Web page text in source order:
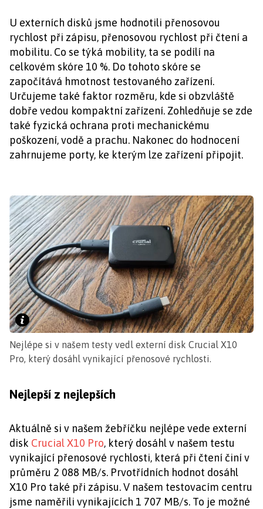
U externích disků jsme hodnotili přenosovou
rychlost při zápisu, přenosovou rychlost při čtení a
mobilitu. Co se týká mobility, ta se podílí na
celkovém skóre 10 %. Do tohoto skóre se
započítává hmotnost testovaného zařízení.
Určujeme také faktor rozměru, kde si obzvláště
dobře vedou kompaktní zařízení. Zohledňuje se zde
také fyzická ochrana proti mechanickému
poškození, vodě a prachu. Nakonec do hodnocení
zahrnujeme porty, ke kterým lze zařízení připojit.
Nejlépe si v našem testy vedl externí disk Crucial X10
Pro, který dosáhl vynikající přenosové rychlosti.
Nejlepší z nejlepších
Aktuálně si v našem žebříčku nejlépe vede externí
disk Crucial X10 Pro, který dosáhl v našem testu
vynikající přenosové rychlosti, která při čtení činí v
průměru 2 088 MB/s. Prvotřídních hodnot dosáhl
X10 Pro také při zápisu. V našem testovacím centru
jsme naměřili vynikajících 1 707 MB/s. To je možné